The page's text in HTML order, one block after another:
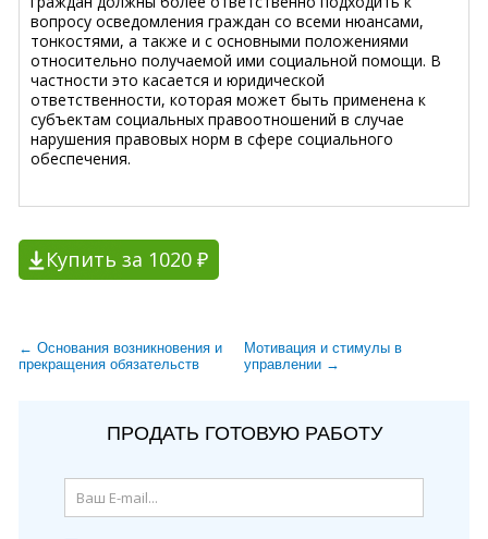
вопросу осведомления граждан со всеми нюансами,
тонкостями, а также и с основными положениями
относительно получаемой ими социальной помощи. В
частности это касается и юридической
ответственности, которая может быть применена к
субъектам социальных правоотношений в случае
нарушения правовых норм в сфере социального
обеспечения.
Купить за 1020 ₽
← Основания возникновения и
прекращения обязательств
Мотивация и стимулы в
управлении →
ПРОДАТЬ ГОТОВУЮ РАБОТУ